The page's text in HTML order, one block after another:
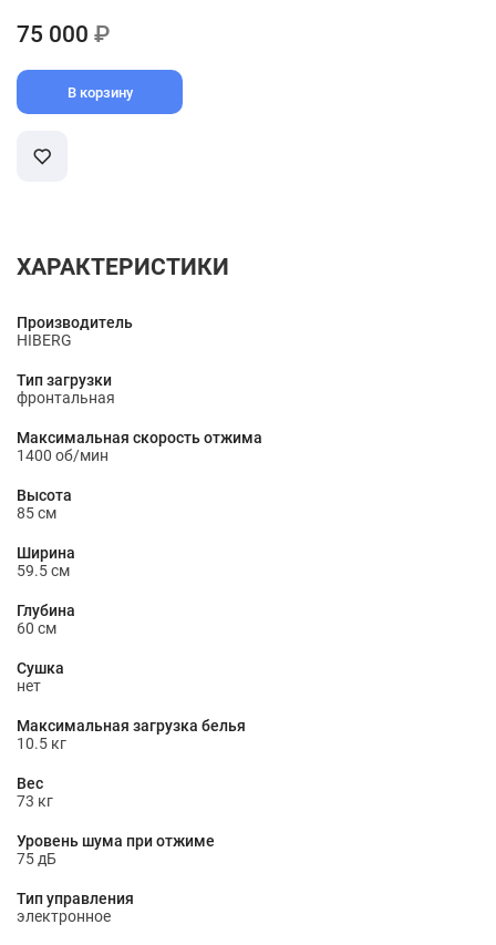
75 000 ₽
В корзину
ХАРАКТЕРИСТИКИ
Производитель
HIBERG
Тип загрузки
фронтальная
Максимальная скорость отжима
1400 об/мин
Высота
85 см
Ширина
59.5 см
Глубина
60 см
Сушка
нет
Максимальная загрузка белья
10.5 кг
Вес
73 кг
Уровень шума при отжиме
75 дБ
Тип управления
электронное